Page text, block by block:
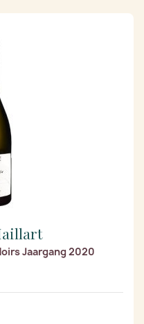
Jaargang 2020